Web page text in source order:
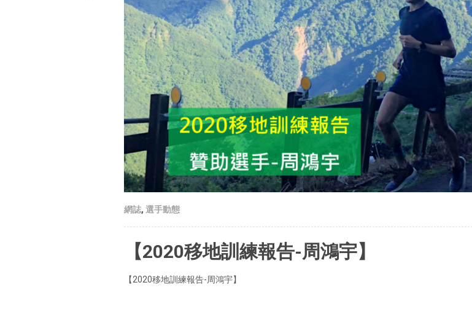
網誌, 選手動態
【2020移地訓練報告-周鴻宇】
【2020移地訓練報告-周鴻宇】